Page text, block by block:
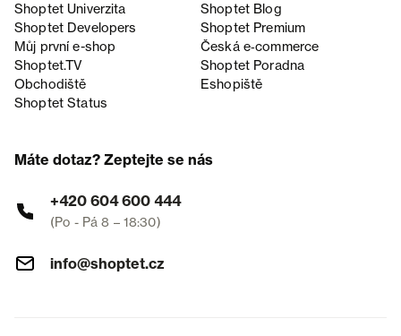
Shoptet Univerzita
Shoptet Blog
Shoptet Developers
Shoptet Premium
Můj první e-shop
Česká e‑commerce
Shoptet.TV
Shoptet Poradna
Obchodiště
Eshopiště
Shoptet Status
Máte dotaz? Zeptejte se nás
+420 604 600 444
(Po - Pá 8 – 18:30)
info@shoptet.cz